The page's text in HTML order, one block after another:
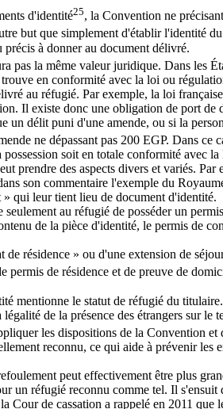
d'identité25, la Convention ne
but que simplement d'établir l'identité
à donner au document délivré.
pas la même valeur juridique. Dans les
en conformité avec la loi ou
au réfugié. Par exemple, la loi
Il existe donc une obligation de port
délit puni d'une amende, ou si la
ne dépassant pas 200 EGP. Dans
soit en totale conformité avec
prendre des aspects divers et variés.
son commentaire l'exemple du
qui leur tient lieu de document d'identité.
au réfugié de posséder un
de la pièce d'identité, le permis de
résidence » ou d'une extension de
de résidence et de preuve de
mentionne le statut de réfugié du
de la présence des étrangers sur
les dispositions de la Convention et
reconnu, ce qui aide à prévenir les
peut effectivement être plus
un réfugié reconnu comme tel. Il
de cassation a rappelé en 2011 que